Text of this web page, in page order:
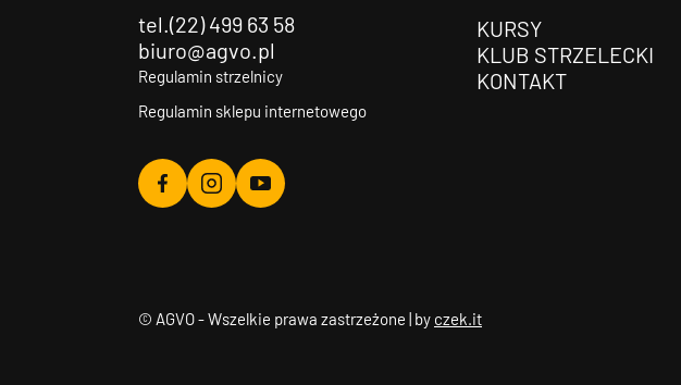
tel.(22) 499 63 58
biuro@agvo.pl
Regulamin strzelnicy
Regulamin sklepu internetowego
Agvo
Agvo
Agvo
KURSY
KLUB STRZELECKI
KONTAKT
© AGVO - Wszelkie prawa zastrzeżone | by czek.it